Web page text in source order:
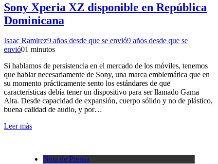
Sony Xperia XZ disponible en República
Dominicana
Isaac Ramirez9 años desde que se envió9 años desde que se
envió01 minutos
Si hablamos de persistencia en el mercado de los móviles, tenemos
que hablar necesariamente de Sony, una marca emblemática que en
su momento prácticamente sento los estándares de que
características debía tener un dispositivo para ser llamado Gama
Alta. Desde capacidad de expansión, cuerpo sólido y no de plástico,
buena calidad de audio, y por…
Leer más
Nota de Prensa